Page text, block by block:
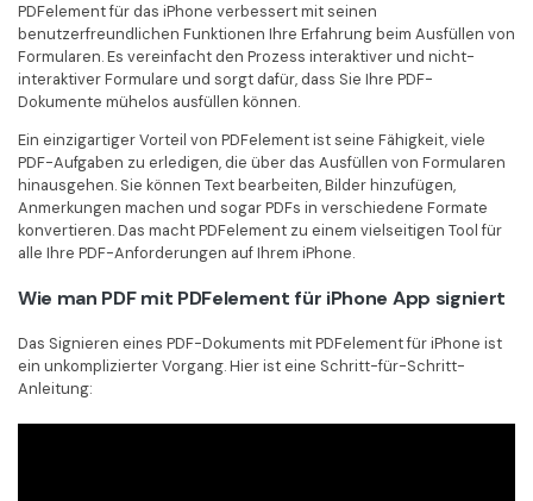
PDFelement für das iPhone verbessert mit seinen
benutzerfreundlichen Funktionen Ihre Erfahrung beim Ausfüllen von
Formularen. Es vereinfacht den Prozess interaktiver und nicht-
interaktiver Formulare und sorgt dafür, dass Sie Ihre PDF-
Dokumente mühelos ausfüllen können.
Ein einzigartiger Vorteil von PDFelement ist seine Fähigkeit, viele
PDF-Aufgaben zu erledigen, die über das Ausfüllen von Formularen
hinausgehen. Sie können Text bearbeiten, Bilder hinzufügen,
Anmerkungen machen und sogar PDFs in verschiedene Formate
konvertieren. Das macht PDFelement zu einem vielseitigen Tool für
alle Ihre PDF-Anforderungen auf Ihrem iPhone.
Wie man PDF mit PDFelement für iPhone App signiert
Das Signieren eines PDF-Dokuments mit PDFelement für iPhone ist
ein unkomplizierter Vorgang. Hier ist eine Schritt-für-Schritt-
Anleitung: